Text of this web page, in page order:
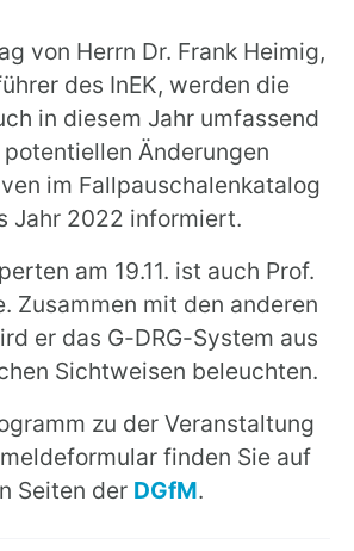
von Herrn Dr. Frank Heimig,
des InEK, werden die
in diesem Jahr umfassend
Änderungen
im Fallpauschalenkatalog
Jahr 2022 informiert.
am 19.11. ist auch Prof.
Zusammen mit den anderen
er das G-DRG-System aus
Sichtweisen beleuchten.
zu der Veranstaltung
finden Sie auf
Seiten der DGfM.